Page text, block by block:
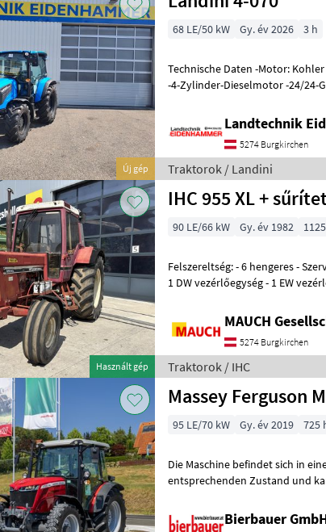
Új gép
68 LE/50 kW Gy. év 2026 3 h
Technische Daten -Motor: Kohler
-4-Zylinder-Dieselmotor -24/24-
Landtechnik
5274 Burgkirchen
Traktorok / Landini
Használt gép
IHC 955 XL +
90 LE/66 kW Gy. év 1982
Felszereltség: - 6 hengeres - Szervokormány - Hátsókerék-meghajtás -
1 DW vezérlőegység - 1 EW
MAUCH
5274 Burgkirchen
Traktorok / IHC
Massey Ferguson
95 LE/70 kW Gy. év 2019 725
Die Maschine befindet sich in
entsprechenden Zustand und
Bierbauer